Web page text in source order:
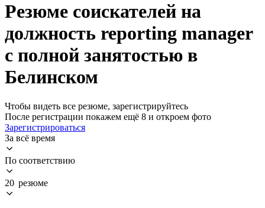
Резюме соискателей на
должность reporting manager
с полной занятостью в
Белинском
Чтобы видеть все резюме, зарегистрируйтесь
После регистрации покажем ещё 8 и откроем фото
Зарегистрироваться
За всё время
По соответствию
20 резюме